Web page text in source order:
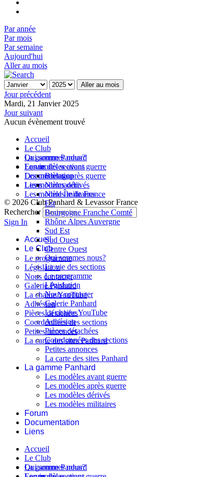
Par année
Par mois
Par semaine
Aujourd'hui
Aller au mois
Aller au mois
Jour précédent
Mardi, 21 Janvier 2025
Jour suivant
Aucun évènement trouvé
Accueil
Le Club
Qui sommes nous?
La vie des sections
Bretagne
Normandie
Nord Île de France
Est
Bourgogne Franche Comté
Rhône Alpes Auvergne
Sud Est
Sud Ouest
Centre Ouest
Le programme
Législation
Nous contacter
Galerie Panhard
La chaine YouTube
Adhésion
Pièces détachées
Coordonnées des sections
Petites annonces
La carte des sites Panhard
La gamme Panhard
Les modèles avant guerre
Les modèles après guerre
Les modèles dérivés
Les modèles militaires
Forum
Documentation
Liens
© 2026 Club Panhard & Levassor France
Rechercher
Sign In
Accueil
Le Club
Qui sommes nous?
La vie des sections
Le programme
Législation
Nous contacter
Galerie Panhard
La chaine YouTube
Adhésion
Pièces détachées
Coordonnées des sections
Petites annonces
La carte des sites Panhard
La gamme Panhard
Les modèles avant guerre
Les modèles après guerre
Les modèles dérivés
Les modèles militaires
Forum
Documentation
Liens
Accueil
Le Club
Qui sommes nous?
La gamme Panhard